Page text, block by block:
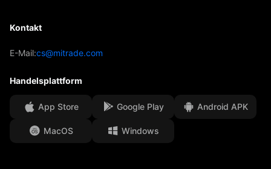
Kontakt
E-Mail:cs@mitrade.com
Handelsplattform
App Store Google Play Android APK
MacOS Windows